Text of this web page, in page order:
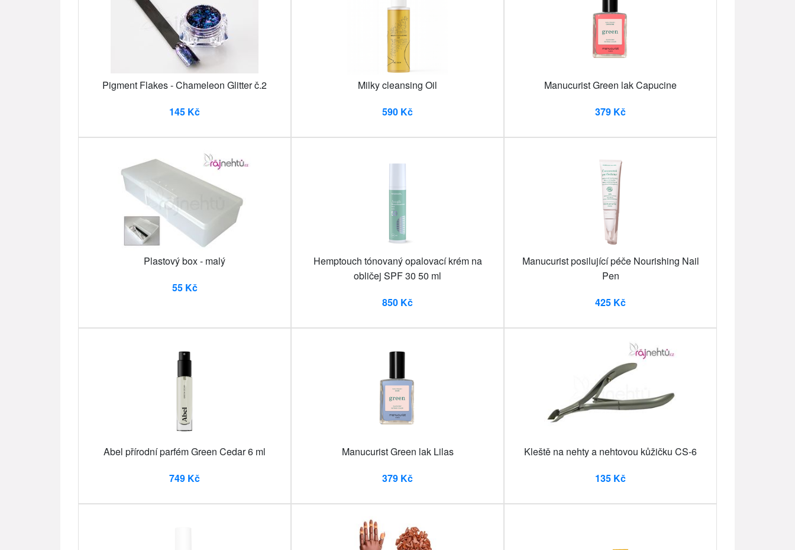
Pigment Flakes - Chameleon Glitter č.2
145 Kč
Milky cleansing Oil
590 Kč
Manucurist Green lak Capucine
379 Kč
Plastový box - malý
55 Kč
Hemptouch tónovaný opalovací krém na
obličej SPF 30 50 ml
850 Kč
Manucurist posilující péče Nourishing Nail
Pen
425 Kč
Abel přírodní parfém Green Cedar 6 ml
749 Kč
Manucurist Green lak Lilas
379 Kč
Kleště na nehty a nehtovou kůžičku CS-6
135 Kč